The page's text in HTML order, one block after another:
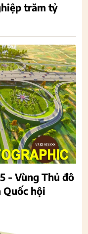
trăm tỷ
- Vùng Thủ đô
hội